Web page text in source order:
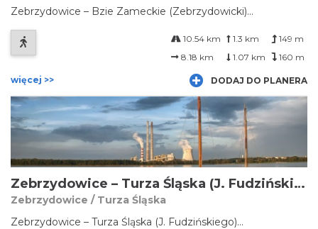
Zebrzydowice – Bzie Zameckie (Zebrzydowicki)...
10.54 km 1.3 km
149 m
8.18 km
1.07 km 160 m
więcej >> DODAJ DO PLANERA
Zebrzydowice – Turza Śląska (J. Fudzińskiego)
Zebrzydowice / Turza Śląska
Zebrzydowice – Turza Śląska (J. Fudzińskiego)...